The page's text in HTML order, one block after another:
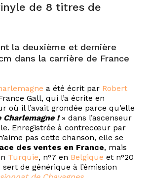
de 8 titres de
la deuxième et dernière
dans la carrière de France
a été écrit par Robert
Gall, qui l’a écrite en
où il l’avait grondée parce qu’elle
Charlemagne !» dans l’ascenseur
Enregistrée à contrecœur par
pas cette chanson, elle se
des ventes en France, mais
Turquie, n°7 en Belgique et n°20
sert de générique à l’émission